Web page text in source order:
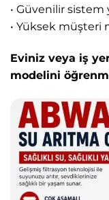
• Güvenilir sistem
• Yüksek
Eviniz veya iş
modelini